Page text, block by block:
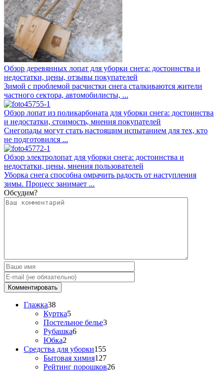
Обзор деревянных лопат для уборки снега: достоинства и
недостатки, цены, отзывы покупателей
Зимой с проблемой расчистки снега сталкиваются жители
частного сектора, автомобилисты, ...
Обзор лопат из поликарбоната для уборки снега: достоинства
и недостатки, стоимость, мнения покупателей
Снегопады могут стать настоящим испытанием для тех, кто
не подготовился ...
Обзор электролопат для уборки снега: достоинства и
недостатки, цены, мнения пользователей
Уборка снега способна омрачить радость от наступления
зимы. Процесс занимает ...
Обсудим?
Глажка38
Куртка5
Постельное белье3
Рубашка6
Юбка2
Средства для уборки155
Бытовая химия127
Рейтинг порошков26